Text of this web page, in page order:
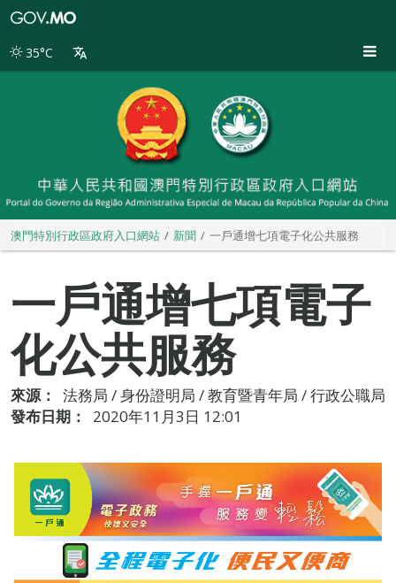
別
35°C
澳門特別行政區政府入口網站 新聞 一戶通增七項電子化公共服務
一戶通增七項電子
化公共服務
來源：
法務局 / 身份證明局 / 教育暨青年局 / 行政公職局
發布日期：
2020年11月3日 12:01